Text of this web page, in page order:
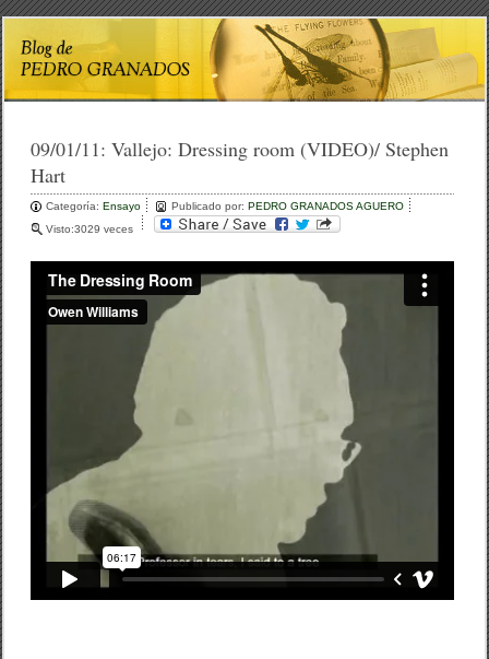
09/01/11:Vallejo: Dressing room (VIDEO)/ Stephen
Hart
Categoría:Ensayo Publicado por:PEDRO GRANADOS AGUERO
Visto:3029 veces